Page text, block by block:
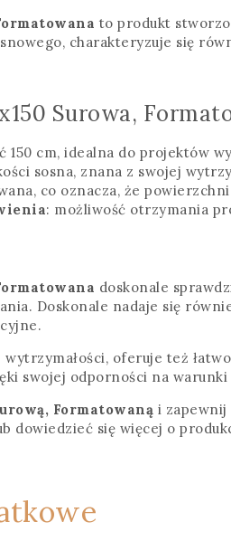
to produkt
charakteryzuje się
Surowa,
150 cm, idealna do projektów
sosna, znana z swojej
co oznacza, że
: możliwość otrzymania
doskonale
Doskonale nadaje się
oferuje też
swojej odporności na
Formatowaną i
dowiedzieć się więcej o